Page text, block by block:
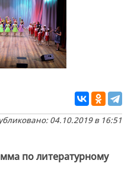
04.10.2019 в 16:51
по литературному